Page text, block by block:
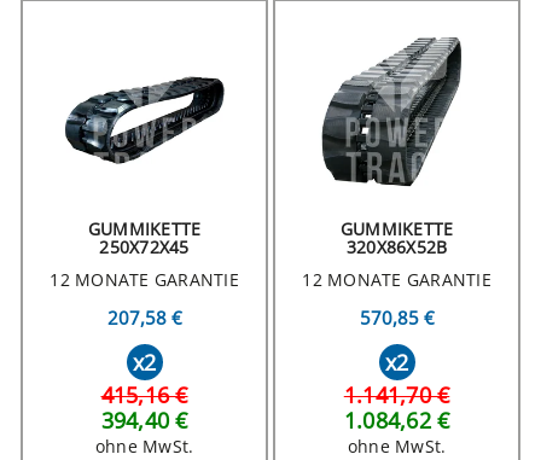
GUMMIKETTE
250X72X45
12 MONATE GARANTIE
207,58 €
x2
415,16 €
394,40 €
ohne MwSt.
GUMMIKETTE
320X86X52B
12 MONATE GARANTIE
570,85 €
x2
1.141,70 €
1.084,62 €
ohne MwSt.